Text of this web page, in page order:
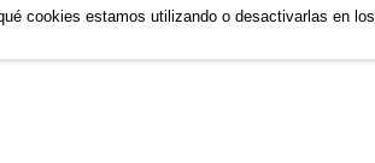
cookies estamos utilizando o desactivarlas en los